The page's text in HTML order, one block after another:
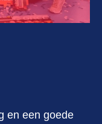
en een goede